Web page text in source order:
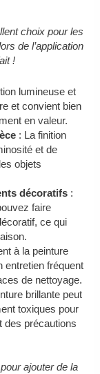
choix pour les
de l’application
!
lumineuse et
et convient bien
en valeur.
: La finition
et de
objets
décoratifs :
faire
ce qui
à la peinture
entretien fréquent
de nettoyage.
brillante peut
toxiques pour
des précautions
ajouter de la